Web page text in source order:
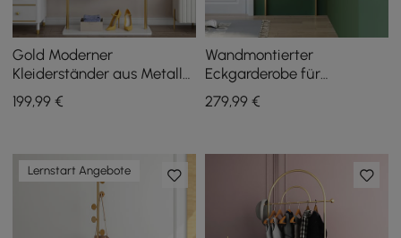
Gold Moderner
Kleiderständer aus Metall
mit Haken und
Marmorsockel
199,99 €
Wandmontierter
Eckgarderobe für
Eingangsbereich aus
Metall mit Haken
279,99€
Lernstart Angebote